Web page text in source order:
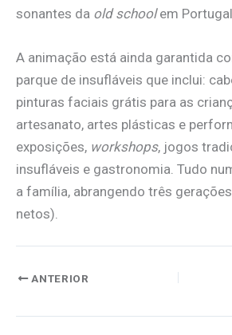
sonantes da old schoolem Portugal
A animação está ainda garantida
parque de insufláveis que inclui:
pinturas faciais grátis para as
artesanato, artes plásticas e
exposições, workshops, jogos
insufláveis e gastronomia. Tudo
a família, abrangendo três
netos).
ANTERIOR